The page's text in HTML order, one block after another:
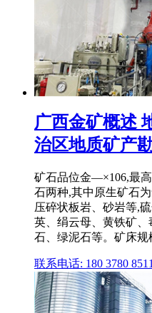
广西金矿概述
治区地质矿产
矿石品位金—×106,最
石两种,其中原生矿石
压碎状板岩、砂岩等,
英、绢云母、黄铁矿
石、绿泥石等。矿床规
联系电话: 180 3780 8511